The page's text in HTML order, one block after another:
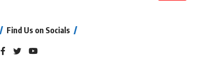
Find Us on Socials